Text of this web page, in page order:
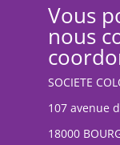
Vous
nous
SOCIETE
107 avenue
18000